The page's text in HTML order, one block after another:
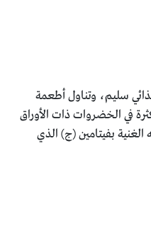
سليم، وتناول أطعمة
في الخضروات ذات الأوراق
الغنية بفيتامين (ج) الذي